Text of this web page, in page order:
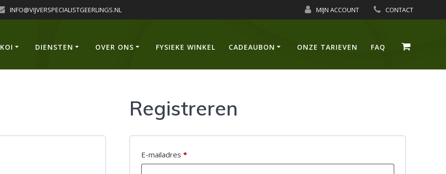
INFO@VIJVERSPECIALISTGEERLINGS.NL MIJN ACCOUNT CONTACT
KOI DIENSTEN OVER ONS FYSIEKE WINKEL CADEAUBON ONZE TARIEVEN FAQ
Registreren
E-mailadres *Vereist